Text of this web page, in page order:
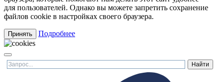
для пользователей. Однако вы можете запретить сохранение
файлов cookie в настройках своего браузера.
Принять Подробнее